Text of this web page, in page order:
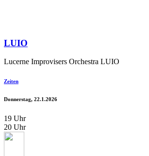
LUIO
Lucerne Improvisers Orchestra LUIO
Zeiten
Donnerstag, 22.1.2026
19 Uhr
20 Uhr